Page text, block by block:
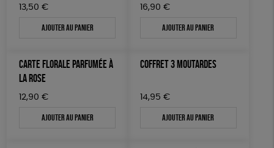
ÉPICERIE
MAISON
TOUT
Nouveauté
Prix : du - cher au + cher
50 € - 100 €
150 € - 200 €
Plus de 200€
Couleur
Mots clés
Fabrication artisanale
Fabriqué en Espagne Textile Bio
Fabriqué en Europe Fabriqué en France
13,50 €
Ajouter au panier
16,90 €
Ajouter au panier
CARTE FLORALE PARFUMÉE À
LA ROSE
12,90 €
Ajouter au panier
COFFRET 3 MOUTARDES
14,95 €
Ajouter au panier